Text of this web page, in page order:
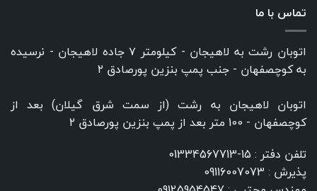
تماس با ما
اتوبان رشت به لاهیجان - کیلومتر ۷ جاده لاهیجان - نرسیده
به کوچصفهان - جنب پمپ بنزین پورصادق ۲
اتوبان لاهیجان به رشت (از سمت شرق گیلان) بعد از
کوچصفهان - 100 متر بعد از پمپ بنزین پورصادق ۲
تلفن دفتر : 15-01334567713
پذیرش : 09116007073